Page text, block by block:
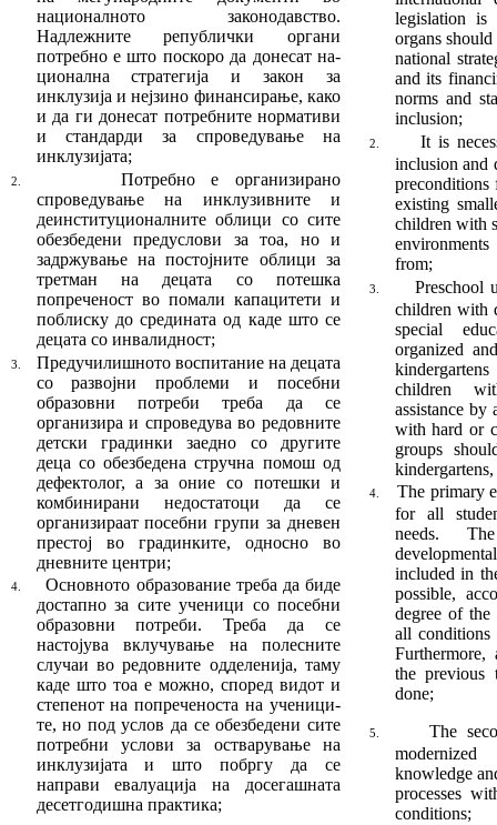
националното за­ко­нодавство.
Надлежните републички орга­ни
потребно е што поскоро да донесат на­
цио­нална стратегија и закон за
инклузија и нејзино финансирање, како
и да ги донесат потребните нормативи
и стандарди за спро­ве­дување на
инклузијата;
2.
Потребно е организирано
спроведување на инклузивните и
деинституцио­нал­ните обли­ци со сите
обезбедени предуслови за тоа, но и
задржување на постојните облици за
трет­ман на децата со потешка
попреченост во по­мали капацитети и
поблиску до средината од каде што се
децата со инвалидност;
3.
Предучилишното воспитание на децата
со развојни проблеми и посебни
образовни по­тре­би треба да се
организира и спроведува во редовните
детски градинки заедно со дру­гите
деца со обезбедена стручна помош од
дефектолог, а за оние со потешки и
ком­би­нирани недостатоци да се
организираат по­себни групи за дневен
престој во гра­дин­ки­те, односно во
дневните центри;
4.
Основното образование треба да биде
дос­тап­но за сите ученици со посебни
образовни потреби. Треба да се
настојува вклучување на полесните
случаи во редовните одделе­ни­ја, таму
каде што тоа е можно, според ви­дот и
степенот на попреченоста на уче­ни­ци­
те, но под услов да се обезбедени сите
пот­ребни услови за остварување на
инклузијата и што побргу да се
направи евалуација на до­сегашната
десетгодишна прак­­­­тика;
legislation is
organs
national
and its
norms and
inclusion;
2.
It is
inclusion and
existing
children with
from;
3.
Preschool
chil­dren with
special
organized
children
assistance by
with hard or
groups
4.
The primary
for all
needs.
included in
possible,
degree of the
all
Furthermore,
the previous
done;
5.
The
knowledge
processes
conditions;